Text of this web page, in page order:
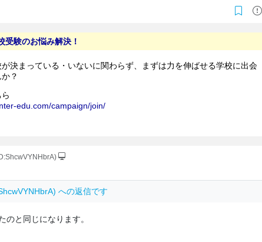
への返信です
のと同じになります。